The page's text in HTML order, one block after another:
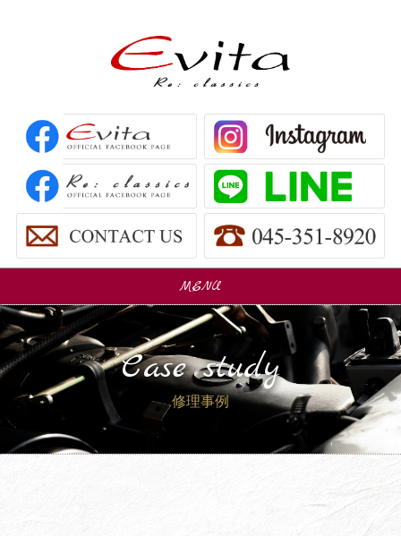
MENU
Car Sales
販売車
Parts Sales
パーツ販売
Trade In
Case study
修理事例